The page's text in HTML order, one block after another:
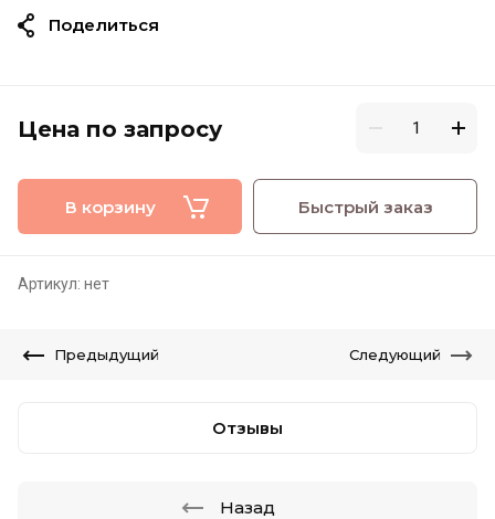
Цена по запросу
В корзину Быстрый заказ
Артикул: нет
Поделиться
Предыдущий Следующий
Отзывы
Назад